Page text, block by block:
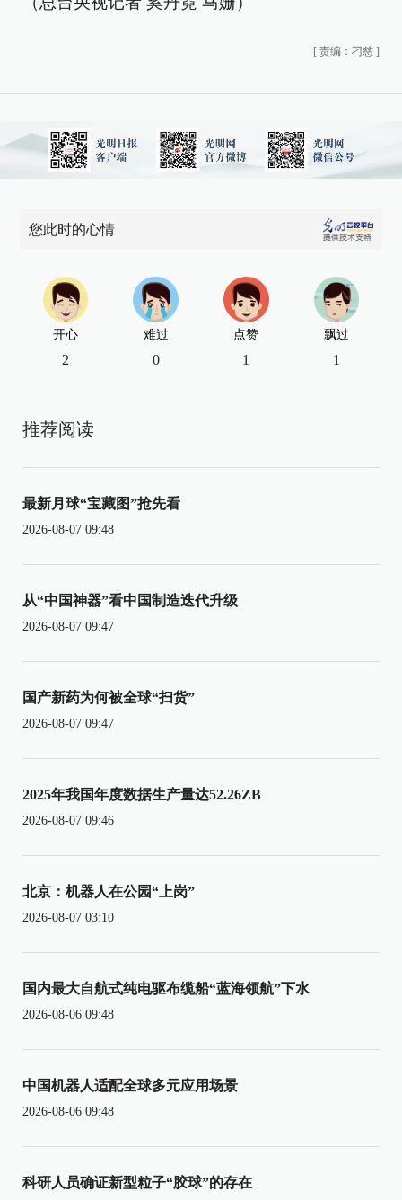
[ 责编：刁慈 ]
您此时的心情
开心
2
难过
0
点赞
1
飘过
1
推荐阅读
最新月球“宝藏图”抢先看
2026-08-07 09:48
从“中国神器”看中国制造迭代升级
2026-08-07 09:47
国产新药为何被全球“扫货”
2026-08-07 09:47
2025年我国年度数据生产量达52.26ZB
2026-08-07 09:46
北京：机器人在公园“上岗”
2026-08-07 03:10
国内最大自航式纯电驱布缆船“蓝海领航”下水
2026-08-06 09:48
中国机器人适配全球多元应用场景
2026-08-06 09:48
科研人员确证新型粒子“胶球”的存在